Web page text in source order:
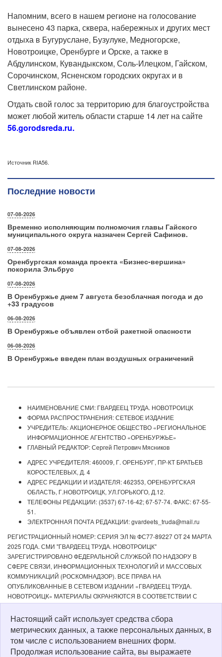
Напомним, всего в нашем регионе на голосование
вынесено 43 парка, сквера, набережных и других мест
отдыха в Бугуруслане, Бузулуке, Медногорске,
Новотроицке, Оренбурге и Орске, а также в
Абдулинском, Кувандыкском, Соль-Илецком, Гайском,
Сорочинском, Ясненском городских округах и в
Светлинском районе.
Отдать свой голос за территорию для благоустройства
может любой житель области старше 14 лет на сайте
56.gorodsreda.ru.
Источник RIA56.
Последние новости
07-08-2026
Временно исполняющим полномочия главы Гайского
муниципального округа назначен Сергей Сафинов.
07-08-2026
Оренбургская команда проекта «Бизнес‑вершина»
покорила Эльбрус
07-08-2026
В Оренбуржье днем 7 августа безоблачная погода и до
+33 градусов
06-08-2026
В Оренбуржье объявлен отбой ракетной опасности
06-08-2026
В Оренбуржье введен план воздушных ограничений
НАИМЕНОВАНИЕ СМИ: ГВАРДЕЕЦ ТРУДА. НОВОТРОИЦК
ФОРМА РАСПРОСТРАНЕНИЯ: СЕТЕВОЕ ИЗДАНИЕ
УЧРЕДИТЕЛЬ: АКЦИОНЕРНОЕ ОБЩЕСТВО «РЕГИОНАЛЬНОЕ
ИНФОРМАЦИОННОЕ АГЕНТСТВО «ОРЕНБУРЖЬЕ»
ГЛАВНЫЙ РЕДАКТОР: Сергей Петрович Мясников
АДРЕС УЧРЕДИТЕЛЯ: 460009, Г. ОРЕНБУРГ, ПР-КТ БРАТЬЕВ
КОРОСТЕЛЕВЫХ, Д. 4
АДРЕС РЕДАКЦИИ И ИЗДАТЕЛЯ: 462353, ОРЕНБУРГСКАЯ
ОБЛАСТЬ, Г.НОВОТРОИЦК, УЛ.ГОРЬКОГО, Д.12.
ТЕЛЕФОНЫ РЕДАКЦИИ: (3537) 67-16-42; 67-57-74. ФАКС: 67-55-
51.
ЭЛЕКТРОННАЯ ПОЧТА РЕДАКЦИИ: gvardeets_truda@mail.ru
РЕГИСТРАЦИОННЫЙ НОМЕР: СЕРИЯ ЭЛ № ФС77-89227 ОТ 24 МАРТА
2025 ГОДА. СМИ "ГВАРДЕЕЦ ТРУДА. НОВОТРОИЦК"
ЗАРЕГИСТРИРОВАНО ФЕДЕРАЛЬНОЙ СЛУЖБОЙ ПО НАДЗОРУ В
СФЕРЕ СВЯЗИ, ИНФОРМАЦИОННЫХ ТЕХНОЛОГИЙ И МАССОВЫХ
КОММУНИКАЦИЙ (РОСКОМНАДЗОР). ВСЕ ПРАВА НА
ОПУБЛИКОВАННЫЕ В СЕТЕВОМ ИЗДАНИИ «ГВАРДЕЕЦ ТРУДА.
НОВОТРОИЦК» МАТЕРИАЛЫ ОХРАНЯЮТСЯ В СООТВЕТСТВИИ С
ЗАКОНОДАТЕЛЬСТВОМ РФ. ЛЮБОЕ ИСПОЛЬЗОВАНИЕ МАТЕРИАЛОВ
ДОПУСКАЕТСЯ ТОЛЬКО ПО СОГЛАСОВАНИЮ С РЕДАКЦИЕЙ С
ОБЯЗАТЕЛЬНОЙ АКТИВНОЙ ССЫЛКОЙ НА ИСТОЧНИК. РЕДАКЦИЯ НЕ
НЕСЕТ ОТВЕТСТВЕННОСТИ ЗА ДОСТОВЕРНОСТЬ РЕКЛАМНЫХ
МАТЕРИАЛОВ, РАЗМЕЩЕННЫХ В СЕТЕВОМ ИЗДАНИИ «ГВАРДЕЕЦ
ТРУДА. НОВОТРОИЦК», А ТАКЖЕ ЗА СОДЕРЖАНИЕ ВЕБ-САЙТОВ, НА
Настоящий сайт использует средства сбора
метрических данных, а также персональных данных, в
том числе с использованием внешних форм.
Продолжая использование сайта, вы выражаете